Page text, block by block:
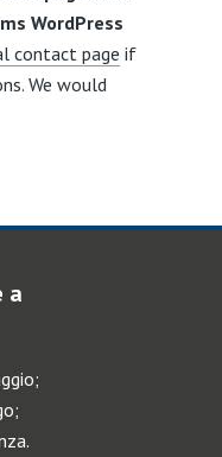
WordPress
contact page if
We would
a